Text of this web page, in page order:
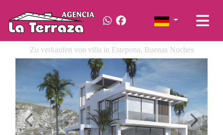
Zu verkaufen von villa in Estepona, Buenas Noches